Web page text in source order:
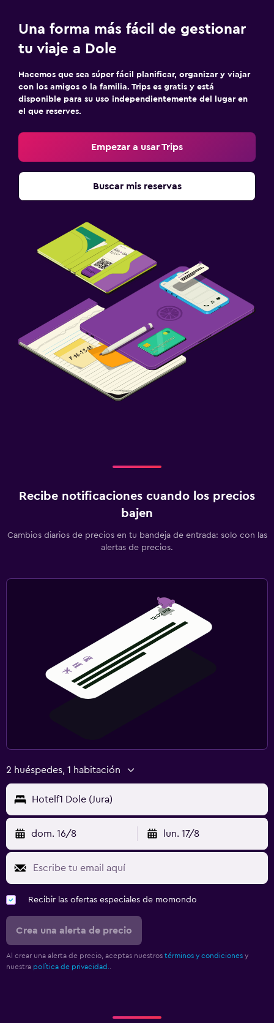
Una forma más fácil de gestionar
tu viaje a Dole
Hacemos que sea súper fácil planificar, organizar y viajar
con los amigos o la familia. Trips es gratis y está
disponible para su uso independientemente del lugar en
el que reserves.
Empezar a usar Trips
Buscar mis reservas
Recibe notificaciones cuando los precios
bajen
Cambios diarios de precios en tu bandeja de entrada: solo con las
alertas de precios.
2 huéspedes, 1 habitación
Hotelf1 Dole (Jura)
dom. 16/8 lun. 17/8
Recibir las ofertas especiales de momondo
Crea una alerta de precio
Al crear una alerta de precio, aceptas nuestros términos y condiciones y
nuestra política de privacidad.